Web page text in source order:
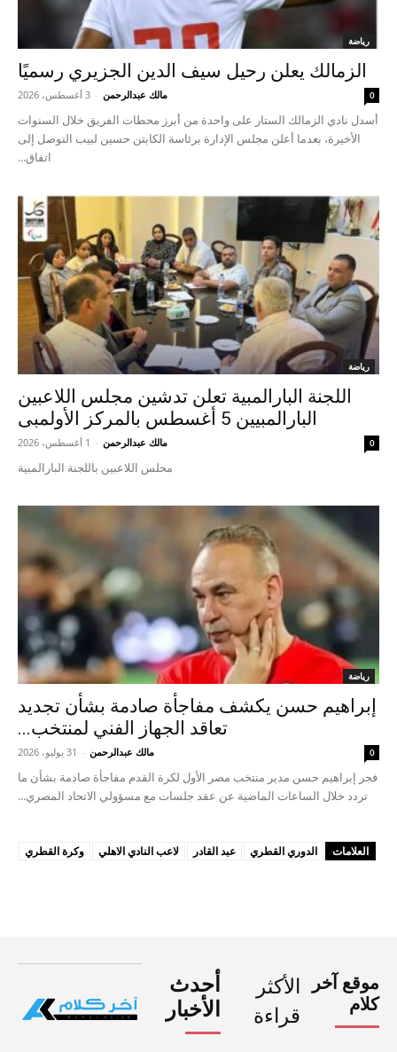
رياضة
الزمالك يعلن رحيل سيف الدين الجزيري رسميًا
مالك عبدالرحمن - 3 أغسطس، 2026 0
أسدل نادي الزمالك الستار على واحدة من أبرز محطات الفريق خلال السنوات
الأخيرة، بعدما أعلن مجلس الإدارة برئاسة الكابتن حسين لبيب التوصل إلى
اتفاق...
رياضة
اللجنة البارالمبية تعلن تدشين مجلس اللاعبين
البارالمبيين 5 أغسطس بالمركز الأولمبى
مالك عبدالرحمن - 1 أغسطس، 2026 0
محلس اللاعبين باللجنة البارالمبية
رياضة
إبراهيم حسن يكشف مفاجأة صادمة بشأن تجديد
تعاقد الجهاز الفني لمنتخب...
مالك عبدالرحمن - 31 يوليو، 2026 0
فجر إبراهيم حسن مدير منتخب مصر الأول لكرة القدم مفاجأة صادمة بشأن ما
تردد خلال الساعات الماضية عن عقد جلسات مع مسؤولي الاتحاد المصري...
العلامات الدوري القطري عبد القادر لاعب النادي الاهلي وكرة القطري
موقع آخر
كلام
الأكثر
قراءة
أحدث
الأخبار